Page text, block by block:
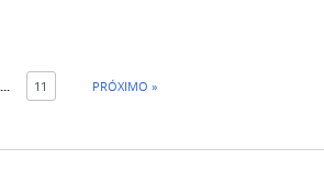
11 PRÓXIMO »